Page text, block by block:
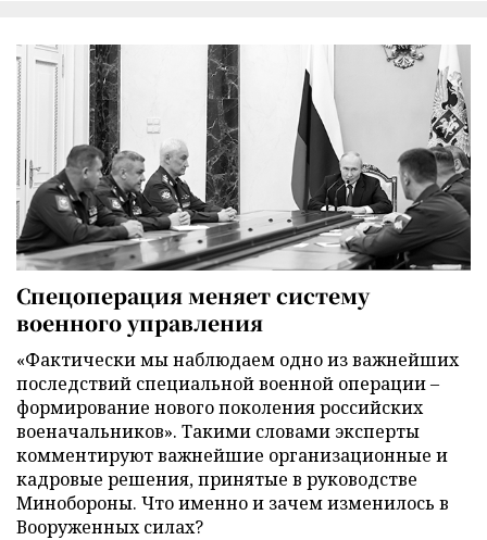
Спецоперация меняет систему
военного управления
«Фактически мы наблюдаем одно из важнейших
последствий специальной военной операции –
формирование нового поколения российских
военачальников». Такими словами эксперты
комментируют важнейшие организационные и
кадровые решения, принятые в руководстве
Минобороны. Что именно и зачем изменилось в
Вооруженных силах?